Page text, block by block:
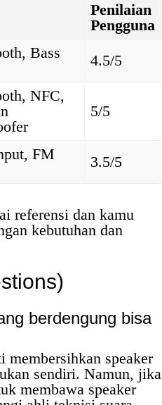
Penilaian
Pengguna
Bass
4.5/5
NFC,
5/5
FM
3.5/5
referensi dan kamu
kebutuhan dan
berdengung bisa
membersihkan speaker
sendiri. Namun, jika
membawa speaker